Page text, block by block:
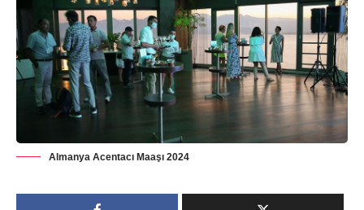
Almanya Acentacı Maaşı 2024